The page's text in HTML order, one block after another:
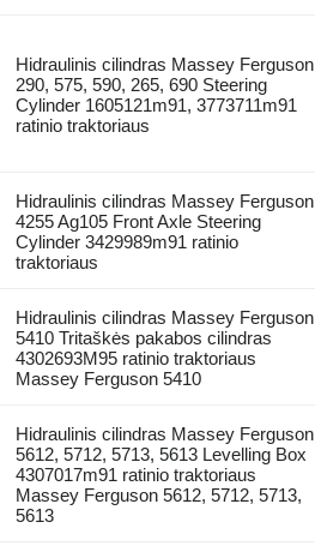
Hidraulinis cilindras Massey Ferguson
290, 575, 590, 265, 690 Steering
Cylinder 1605121m91, 3773711m91
ratinio traktoriaus
Hidraulinis cilindras Massey Ferguson
4255 Ag105 Front Axle Steering
Cylinder 3429989m91 ratinio
traktoriaus
Hidraulinis cilindras Massey Ferguson
5410 Tritaškės pakabos cilindras
4302693M95 ratinio traktoriaus
Massey Ferguson 5410
Hidraulinis cilindras Massey Ferguson
5612, 5712, 5713, 5613 Levelling Box
4307017m91 ratinio traktoriaus
Massey Ferguson 5612, 5712, 5713,
5613